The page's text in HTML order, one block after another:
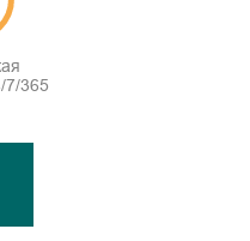
7/365